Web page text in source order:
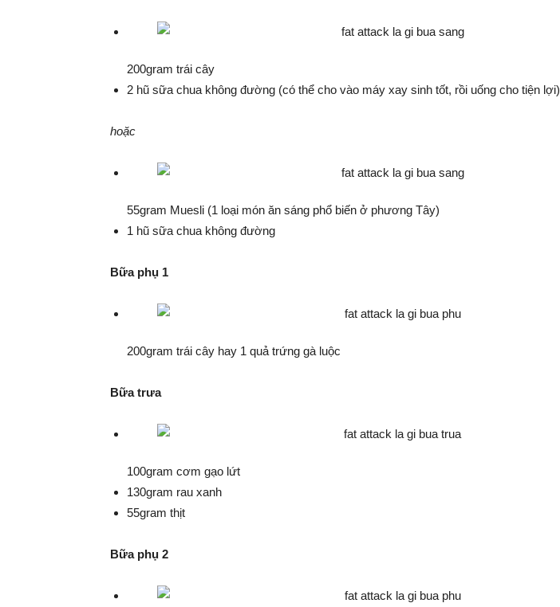
200gram trái cây
2 hũ sữa chua không đường (có thể cho vào máy xay sinh tốt, rồi uống cho tiện lợi)
hoặc
55gram Muesli (1 loại món ăn sáng phổ biến ở phương Tây)
1 hũ sữa chua không đường
Bữa phụ 1
200gram trái cây hay 1 quả trứng gà luộc
Bữa trưa
100gram cơm gạo lứt
130gram rau xanh
55gram thịt
Bữa phụ 2